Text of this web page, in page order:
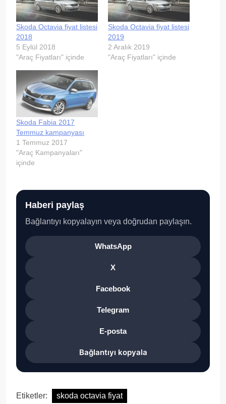
Skoda Octavia fiyat listesi
2018
5 Eylül 2018
"Araç Fiyatları" içinde
Skoda Octavia fiyat listesi
2019
2 Aralık 2019
"Araç Fiyatları" içinde
Skoda Fabia 2017
Temmuz kampanyası
1 Temmuz 2017
"Araç Kampanyaları"
içinde
Haberi paylaş
Bağlantıyı kopyalayın veya doğrudan paylaşın.
WhatsApp
X
Facebook
Telegram
E-posta
Bağlantıyı kopyala
Etiketler: skoda octavia fiyat